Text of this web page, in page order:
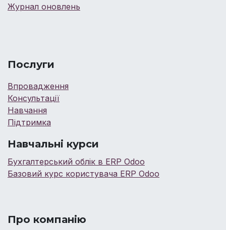
Журнал оновлень
Послуги
Впровадження
Консультації
Навчання
Підтримка
Навчальні курси
Бухгалтерський облік в ERP Odoo
Базовий курс користувача ERP Odoo
Про компанію